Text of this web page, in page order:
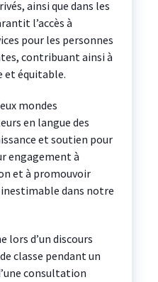
ainsi que dans les
l’accès à
pour les personnes
contribuant ainsi à
et équitable.
mondes
en langue des
et soutien pour
engagement à
et à promouvoir
dans notre
lors d’un discours
classe pendant un
consultation